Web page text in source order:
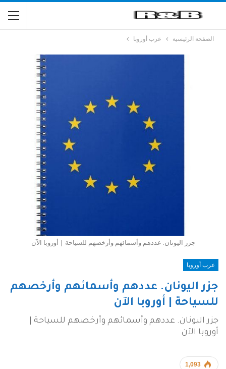
الصفحة الرئيسية عرب أوروبا
جزر اليونان. عددهم وأسمائهم وأرخصهم للسياحة | أوروبا الآن
عرب أوروبا
جزر اليونان. عددهم وأسمائهم وأرخصهم
للسياحة | أوروبا الآن
جزر اليونان. عددهم وأسمائهم وأرخصهم للسياحة |
أوروبا الآن
1,093